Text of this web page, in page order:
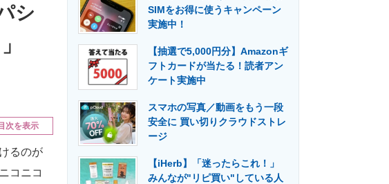
製造業のIT導入・活用を支援
エネルギーの専門メディア 建設×テクノロジーの最前線
シ
目次を表示
るのが
コニコ
SIMをお得に使うキャンペーン
実施中！
【抽選で5,000円分】Amazonギ
フトカードが当たる！読者アン
ケート実施中
スマホの写真／動画をもう一段
安全に 買い切りクラウドストレ
ージ
【iHerb】「迷ったらこれ！」
みんなが"リピ買い"している人